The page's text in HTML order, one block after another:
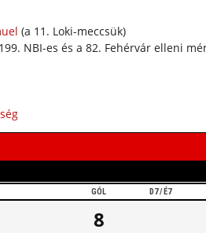
(a 11. Loki-meccsük)
NBI-es és a 82. Fehérvár elleni
GÓL D7 / É7
8